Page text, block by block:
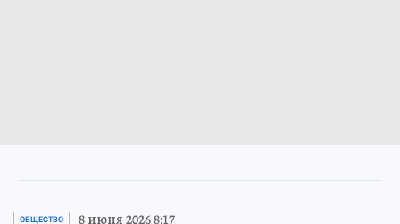
ОБЩЕСТВО 8 июня 2026 8:17